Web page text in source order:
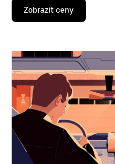
Stisknutím
klávesy
se
kalendář
vybrat
datum.
Stisknutím
klávesy
Esc
zavřeš
kalendář.
Zobrazit ceny